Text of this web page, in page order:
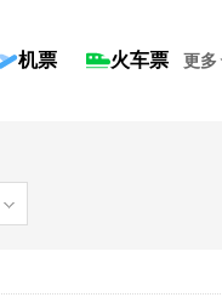
机票 火车票 更多